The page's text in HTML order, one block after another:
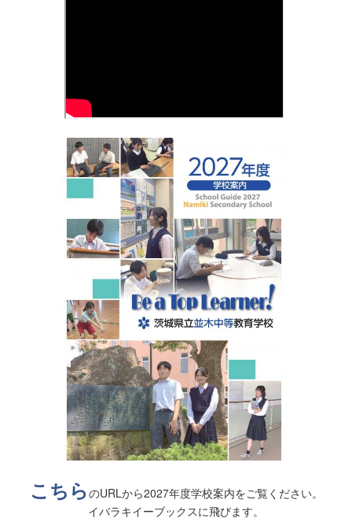
こちらのURLから2027年度学校案内をご覧ください。
イバラキイーブックスに飛びます。